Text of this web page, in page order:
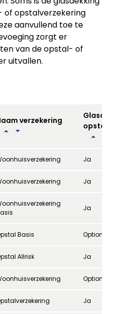
of opstalverzekering
aanvullend toe te
zorgt er
van de opstal- of
uitvallen.
verzekering
Ja
Ja
Ja
Basis Optioneel
Allrisk Ja
Optioneel
Ja